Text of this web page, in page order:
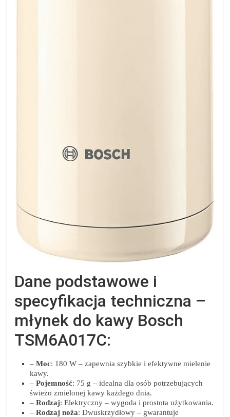
Dane podstawowe i
specyfikacja techniczna –
młynek do kawy Bosch
TSM6A017C:
–Moc: 180 W – zapewnia szybkie i efektywne mielenie
kawy.
–Pojemność: 75 g – idealna dla osób potrzebujących
świeżo zmielonej kawy każdego dnia.
–Rodzaj: Elektryczny – wygoda i prostota użytkowania.
–Rodzaj noża: Dwuskrzydłowy – gwarantuje